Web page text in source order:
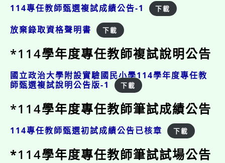
114專任教師甄選複試成績公告-1 下載
放棄錄取資格聲明書 下載
*114學年度專任教師複試說明公告
國立政治大學附設實驗國民小學114學年度專任教
師甄選複試說明公告版-1
下載
*114學年度專任教師筆試成績公告
114專任教師甄選初試成績公告已核章 下載
*114學年度專任教師筆試試場公告